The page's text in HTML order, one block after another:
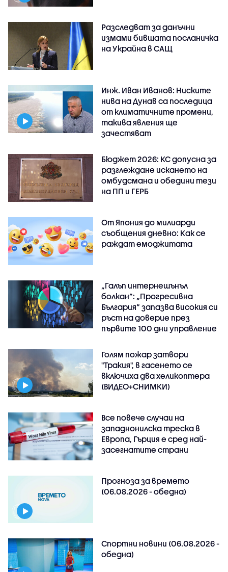
Разследват за данъчни
измами бившата посланичка
на Украйна в САЩ
Инж. Иван Иванов: Ниските
нива на Дунав са последица
от климатичните промени,
такива явления ще
зачестяват
Бюджет 2026: КС допусна за
разглеждане искането на
омбудсмана и обедини тези
на ПП и ГЕРБ
От Япония до милиарди
съобщения дневно: Как се
раждат емоджитата
„Галъп интернешънъл
болкан“: „Прогресивна
България“ запазва високия си
ръст на доверие през
първите 100 дни управление
Голям пожар затвори
"Тракия", в гасенето се
включиха два хеликоптера
(ВИДЕО+СНИМКИ)
Все повече случаи на
западнонилска треска в
Европа, Гърция е сред най-
засегнатите страни
Прогноза за времето
(06.08.2026 - обедна)
Спортни новини (06.08.2026 -
обедна)